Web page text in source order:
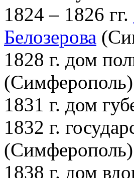
1824 – 1826 гг.
Белозерова
1828 г. дом
(Симферополь)
1831 г. дом
1832 г.
(Симферополь)
1838 г. дом